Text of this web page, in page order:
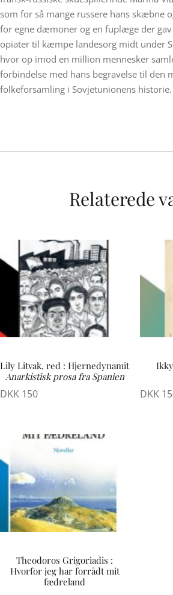
som for så mange russere hans skæbne
for egne dæmoner og en fuplæge der
opiater til kæmpe landesorg midt under
hvor op imod en million mennesker
forbindelse med hans begravelse til den
folkeforsamling i Sovjetunionens historie.
Relaterede
Lily Litvak, red : Hjernedynamit
Anarkistisk prosa fra Spanien
DKK 150 DKK
Theodoros Grigoriadis :
Hvorfor jeg har forrådt mit
fædreland